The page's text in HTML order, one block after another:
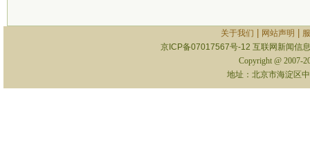
关于我们 网站声明
京ICP备07017567号-12 互联网新闻信
Copyright @ 2007-
地址：北京市海淀区